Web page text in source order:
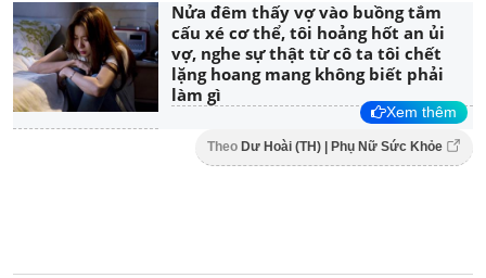
Nửa đêm thấy vợ vào buồng tắm
cấu xé cơ thể, tôi hoảng hốt an ủi
vợ, nghe sự thật từ cô ta tôi chết
lặng hoang mang không biết phải
làm gì
Xem thêm
Theo Dư Hoài (TH) | Phụ Nữ Sức Khỏe